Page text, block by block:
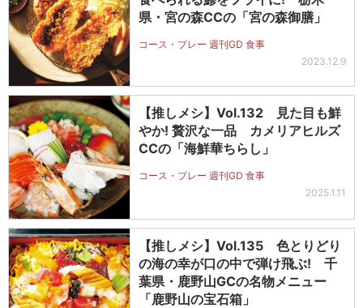
県・宮の森CCの「宮の森御膳」
コース・プレー 週刊GD 食事
2023.12.9
【推しメシ】Vol.132 見た目も鮮
やか! 贅沢な一品 カメリアヒルズ
CCの「海鮮華ちらし」
コース・プレー 週刊GD 食事
2025.1.11
【推しメシ】Vol.135 色とりどり
の海の幸が口の中で弾け飛ぶ! 千
葉県・鹿野山GCの名物メニュー
「鹿野山の宝石箱」